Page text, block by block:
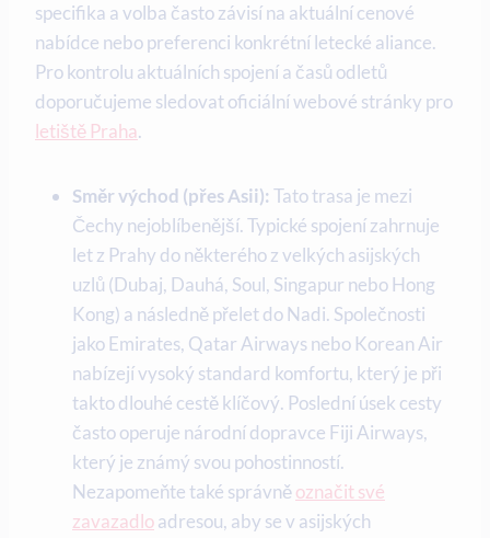
specifika a volba často závisí na aktuální cenové
nabídce nebo preferenci konkrétní letecké aliance.
Pro kontrolu aktuálních spojení a časů odletů
doporučujeme sledovat oficiální webové stránky pro
letiště Praha.
Směr východ (přes Asii): Tato trasa je mezi
Čechy nejoblíbenější. Typické spojení zahrnuje
let z Prahy do některého z velkých asijských
uzlů (Dubaj, Dauhá, Soul, Singapur nebo Hong
Kong) a následně přelet do Nadi. Společnosti
jako Emirates, Qatar Airways nebo Korean Air
nabízejí vysoký standard komfortu, který je při
takto dlouhé cestě klíčový. Poslední úsek cesty
často operuje národní dopravce Fiji Airways,
který je známý svou pohostinností.
Nezapomeňte také správněoznačit své
zavazadloadresou, aby se v asijských